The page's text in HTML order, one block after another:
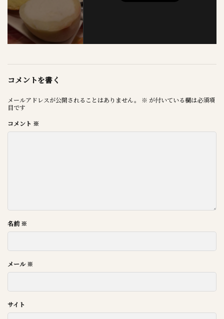
コメントを書く
メールアドレスが公開されることはありません。 ※ が付いている欄は必須項
目です
コメント ※
名前※
メール※
サイト